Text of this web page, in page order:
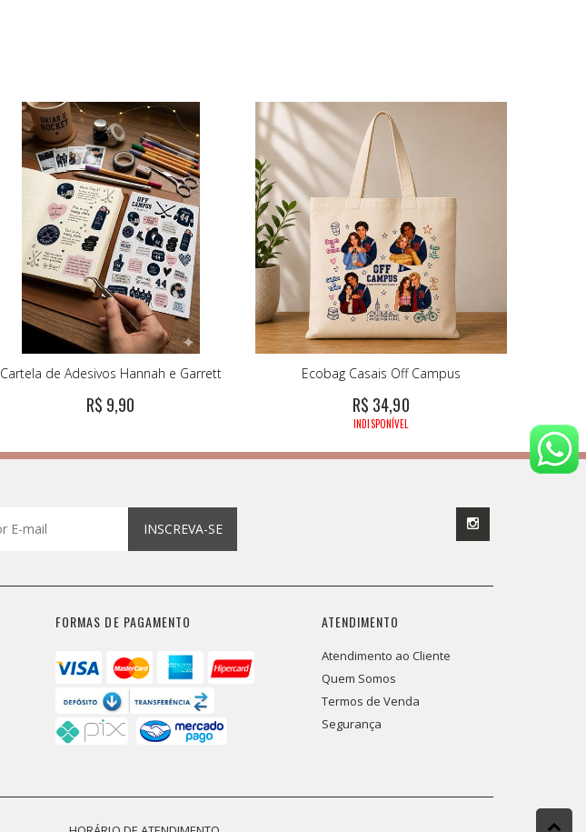
Cartela de Adesivos Hannah e Garrett
R$ 9,90
Ecobag Casais Off Campus
R$ 34,90
INDISPONÍVEL
INSCREVA-SE
FORMAS DE PAGAMENTO ATENDIMENTO
Atendimento ao Cliente
Quem Somos
Termos de Venda
Segurança